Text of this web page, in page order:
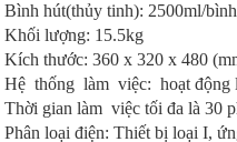
Bình hút(thủy tinh): 2500ml/
Khối lượng: 15.5kg
Kích thước: 360 x 320 x 480
Hệ thống làm việc: hoạt động
Thời gian làm việc tối đa là 30
Phân loại điện: Thiết bị loại I,